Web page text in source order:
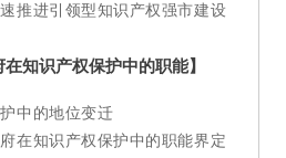
推进引领型知识产权强市建设
知识产权保护中的职能】
中的地位变迁
在知识产权保护中的职能界定